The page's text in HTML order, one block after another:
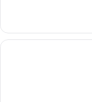
económica
doble